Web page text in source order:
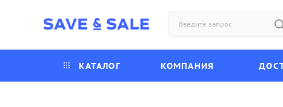
КАТАЛОГ КОМПАНИЯ